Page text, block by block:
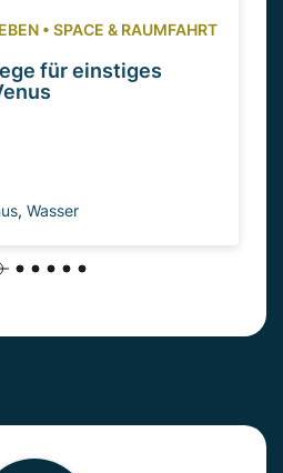
• SPACE & RAUMFAHRT
für einstiges
, Wasser